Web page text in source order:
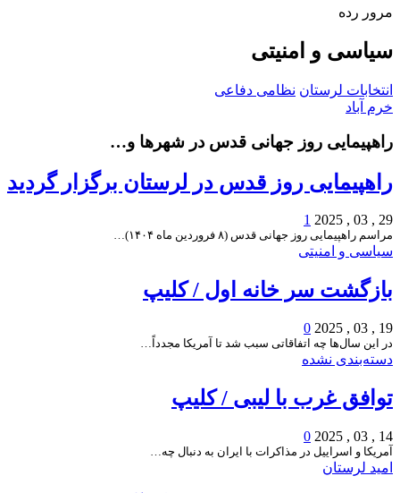
مرور رده
سیاسی و امنیتی
انتخابات لرستان نظامی دفاعی
خرم آباد
راهپیمایی روز جهانی قدس در شهرها و…
راهپیمایی روز قدس در لرستان برگزار گردید
29 , 03 , 2025
1
مراسم راهپیمایی روز جهانی قدس (۸ فروردین ماه ۱۴۰۴)…
سیاسی و امنیتی
بازگشت سر خانه اول / کلیپ
19 , 03 , 2025
0
در این سال‌ها چه اتفاقاتی سبب شد تا آمریکا مجدداً…
دسته‌بندی نشده
توافق غرب با لیبی / کلیپ
14 , 03 , 2025
0
آمریکا و اسراییل در مذاکرات با ایران به دنبال چه…
امید لرستان